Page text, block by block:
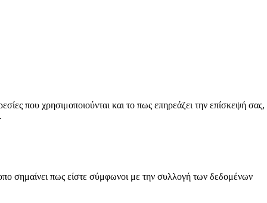
που χρησιμοποιούνται και το πως επηρεάζει την επίσκεψή σας,
σημαίνει πως είστε σύμφωνοι με την συλλογή των δεδομένων